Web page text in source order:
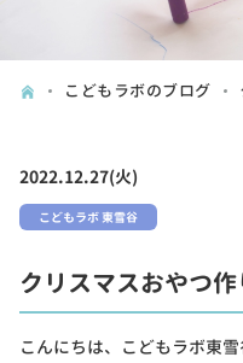
こどもラボのブログ
2022.12.27(火)
こどもラボ 東雪谷
クリスマスおやつ作
こんにちは、こどもラボ東